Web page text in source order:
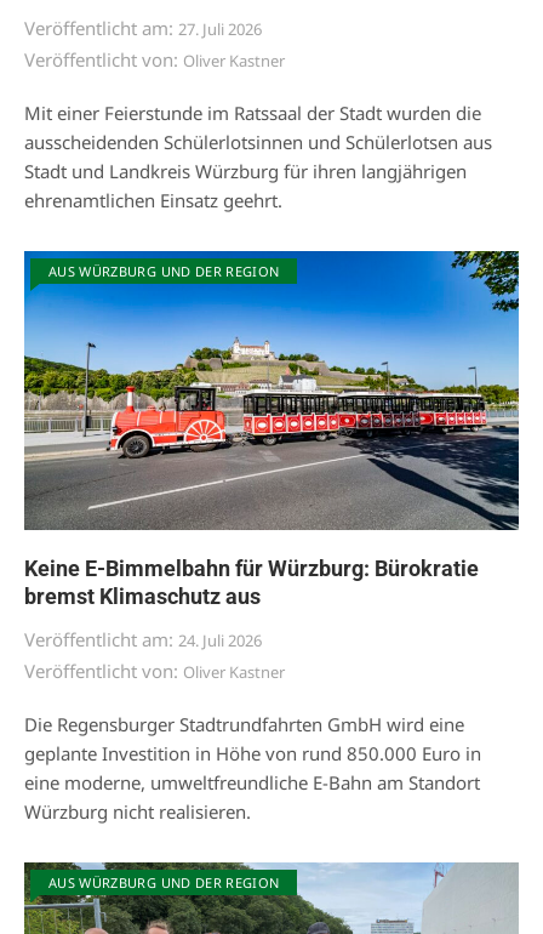
Veröffentlicht am: 27. Juli 2026
Veröffentlicht von: Oliver Kastner
Mit einer Feierstunde im Ratssaal der Stadt wurden die
ausscheidenden Schülerlotsinnen und Schülerlotsen aus
Stadt und Landkreis Würzburg für ihren langjährigen
ehrenamtlichen Einsatz geehrt.
AUS WÜRZBURG UND DER REGION
Keine E-Bimmelbahn für Würzburg: Bürokratie
bremst Klimaschutz aus
Veröffentlicht am: 24. Juli 2026
Veröffentlicht von: Oliver Kastner
Die Regensburger Stadtrundfahrten GmbH wird eine
geplante Investition in Höhe von rund 850.000 Euro in
eine moderne, umweltfreundliche E-Bahn am Standort
Würzburg nicht realisieren.
AUS WÜRZBURG UND DER REGION